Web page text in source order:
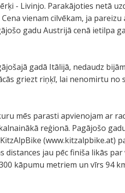
- Livinjo. Parakājoties netā
vienam cilvēkam, ja
gadu Austrijā cenā ietilpa
gadā Itālijā, nedaudz
griezt riņķī, lai nenomirtu
mēs parasti apvienojam ar
reģionā. Pagājošo
(www.kitzalpbike.at)
jau pēc finiša likās
kāpumu metriem un vīrs 94